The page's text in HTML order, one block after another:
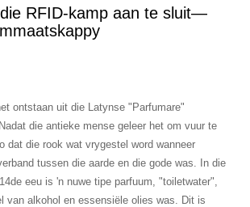
RFID-kamp aan te sluit—
ontstaan ​​uit die Latynse "Parfumare"
die antieke mense geleer het om vuur te
dat die rook wat vrygestel word wanneer
tussen die aarde en die gode was. In die
eeu is 'n nuwe tipe parfuum, "toiletwater",
van alkohol en essensiële olies was. Dit is